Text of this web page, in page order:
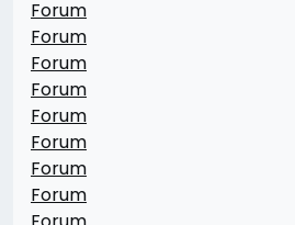
Forum
Forum
Forum
Forum
Forum
Forum
Forum
Forum